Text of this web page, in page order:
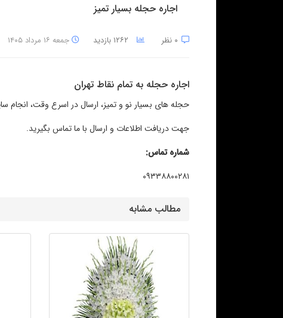
اجاره حجله بسیار تمیز
جمعه ۱۶ مرداد ۱۴۰۵
اجاره حجله به تمام نقاط تهران
حجله های بسیار نو و تمیز، ارسال در اسرع وقت، انجام
جهت دریافت اطلاعات و ارسال با ما تماس بگیرید.
شماره تماس:
۰۹۳۳۸۸۰۰۲۸۱
مطالب مشابه